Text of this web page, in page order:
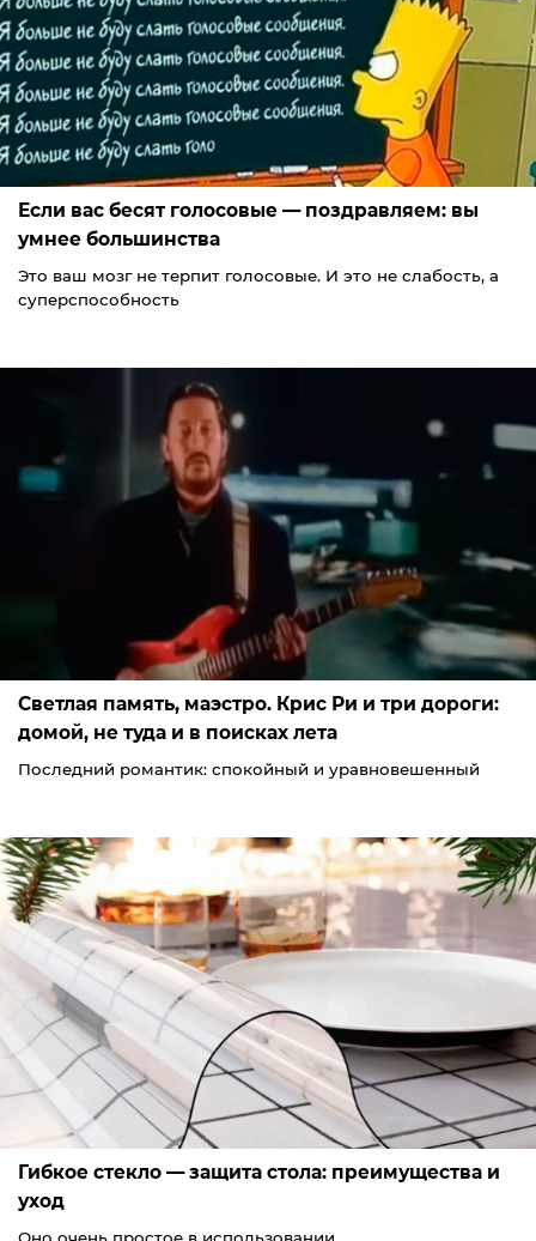
Если вас бесят голосовые — поздравляем: вы
умнее большинства
Это ваш мозг не терпит голосовые. И это не слабость, а
суперспособность
Светлая память, маэстро. Крис Ри и три дороги:
домой, не туда и в поисках лета
Последний романтик: спокойный и уравновешенный
Гибкое стекло — защита стола: преимущества и
уход